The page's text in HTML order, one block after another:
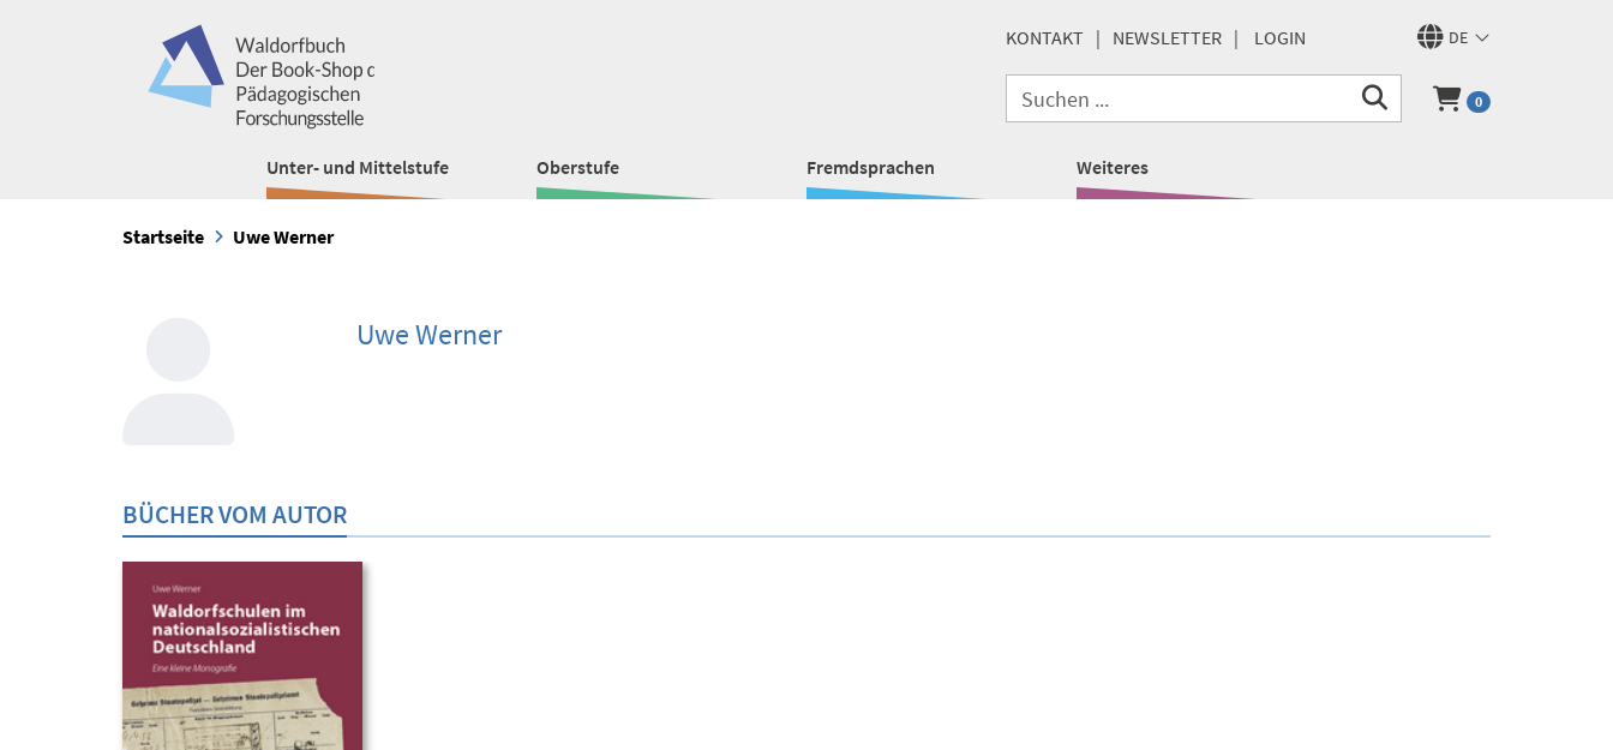
DE
KONTAKT NEWSLETTER LOGIN
0
Unter- und Mittelstufe Oberstufe Fremdsprachen Weiteres
Startseite Uwe Werner
Uwe Werner
BÜCHER VOM AUTOR